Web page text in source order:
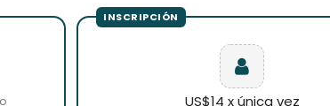
US$14 x única vez